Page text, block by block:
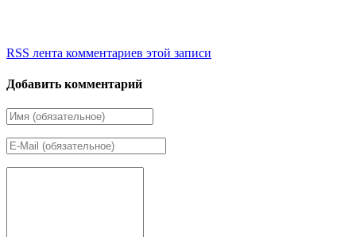
RSS лента комментариев этой записи
Добавить комментарий